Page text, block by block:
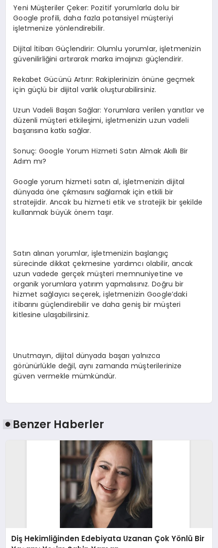
Yeni Müşteriler Çeker: Pozitif yorumlarla dolu bir
Google profili, daha fazla potansiyel müşteriyi
işletmenize yönlendirebilir.
Dijital İtibarı Güçlendirir: Olumlu yorumlar, işletmenizin
güvenilirliğini artırarak marka imajınızı güçlendirir.
Rekabet Gücünü Artırır: Rakiplerinizin önüne geçmek
için güçlü bir dijital varlık oluşturabilirsiniz.
Uzun Vadeli Başarı Sağlar: Yorumlara verilen yanıtlar ve
düzenli müşteri etkileşimi, işletmenizin uzun vadeli
başarısına katkı sağlar.
Sonuç: Google Yorum Hizmeti Satın Almak Akıllı Bir
Adım mı?
Google yorum hizmeti satın al, işletmenizin dijital
dünyada öne çıkmasını sağlamak için etkili bir
stratejidir. Ancak bu hizmeti etik ve stratejik bir şekilde
kullanmak büyük önem taşır.
Satın alınan yorumlar, işletmenizin başlangıç
sürecinde dikkat çekmesine yardımcı olabilir, ancak
uzun vadede gerçek müşteri memnuniyetine ve
organik yorumlara yatırım yapmalısınız. Doğru bir
hizmet sağlayıcı seçerek, işletmenizin Google’daki
itibarını güçlendirebilir ve daha geniş bir müşteri
kitlesine ulaşabilirsiniz.
Unutmayın, dijital dünyada başarı yalnızca
görünürlükle değil, aynı zamanda müşterilerinize
güven vermekle mümkündür.
Benzer Haberler
Diş Hekimliğinden Edebiyata Uzanan Çok Yönlü Bir